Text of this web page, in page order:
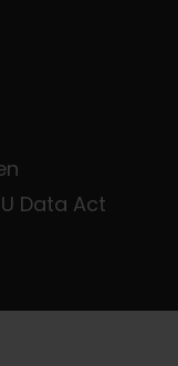
Data Act